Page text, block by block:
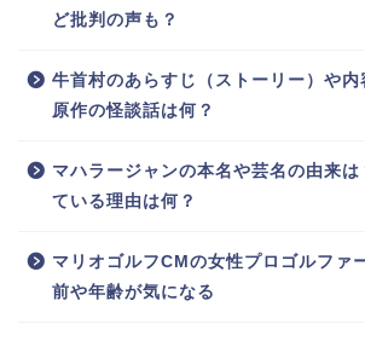
ど批判の声も？
牛首村のあらすじ（ストーリー）や
原作の怪談話は何？
マハラージャンの本名や芸名の由来
ている理由は何？
マリオゴルフCMの女性プロゴルファ
前や年齢が気になる